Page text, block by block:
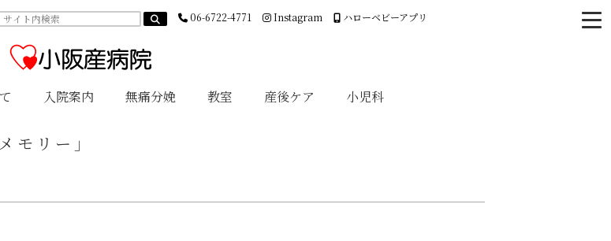
06-6722-4771 Instagram ハローベビーアプリ
入院案内 無痛分娩 教室 産後ケア 小児科
モリー」